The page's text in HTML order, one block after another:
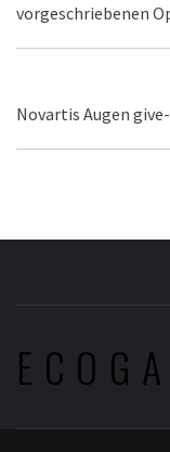
vorgeschriebenen
Novartis Augen